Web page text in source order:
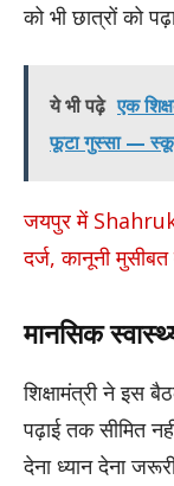
को भी छात्रों को
ये भी पढ़े एक
फूटा गुस्सा —
जयपुर में
दर्ज, कानूनी
मानसिक
शिक्षामंत्री ने इस
पढ़ाई तक सीमित
देना ध्यान देना